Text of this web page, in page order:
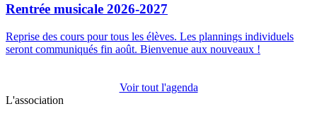
Rentrée musicale 2026-2027
Reprise des cours pour tous les élèves. Les plannings individuels
seront communiqués fin août. Bienvenue aux nouveaux !
Voir tout l'agenda
L'association